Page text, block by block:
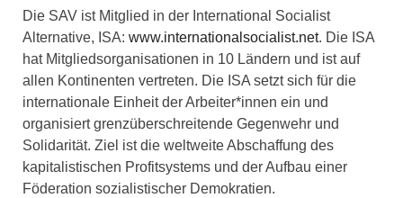
Die SAV ist Mitglied in der International Socialist
Alternative, ISA: www.internationalsocialist.net. Die ISA
hat Mitgliedsorganisationen in 10 Ländern und ist auf
allen Kontinenten vertreten. Die ISA setzt sich für die
internationale Einheit der Arbeiter*innen ein und
organisiert grenzüberschreitende Gegenwehr und
Solidarität. Ziel ist die weltweite Abschaffung des
kapitalistischen Profitsystems und der Aufbau einer
Föderation sozialistischer Demokratien.